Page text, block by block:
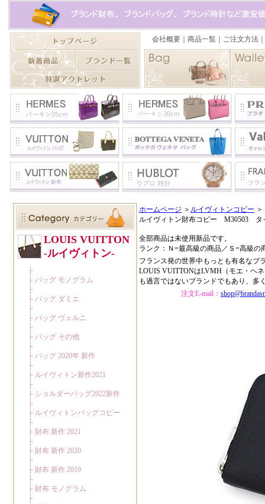
ホームページ ＞ ルイヴィトンコピー ＞
ルイヴィトン財布コピー M30503
全部商品は未使用新品です。
ランク：Ｎ=最高級の商品／Ｓ=高級の
フランス発の世界中もっとも有名なブ
LOUIS VUITTONはLVMH（モエ・ヘ
も過言ではないブランドでもあり、多
注文E-mail：